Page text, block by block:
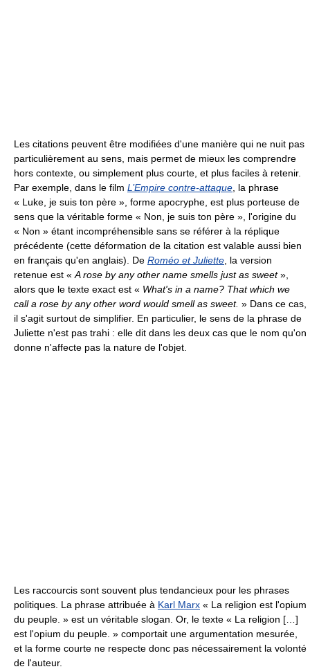
Les citations peuvent être modifiées d'une manière qui ne nuit pas
particulièrement au sens, mais permet de mieux les comprendre
hors contexte, ou simplement plus courte, et plus faciles à retenir.
Par exemple, dans le film L’Empire contre-attaque , la phrase
« Luke, je suis ton père », forme apocryphe, est plus porteuse de
sens que la véritable forme « Non, je suis ton père », l'origine du
« Non » étant incompréhensible sans se référer à la réplique
précédente (cette déformation de la citation est valable aussi bien
en français qu'en anglais). De Roméo et Juliette , la version
retenue est « A rose by any other name smells just as sweet»
alors que le texte exact est « What's in a name? That which we
call a rose by any other word would smell as sweet. » Dans ce cas,
il s'agit surtout de simplifier. En particulier, le sens de la phrase de
Juliette n'est pas trahi : elle dit dans les deux cas que le nom qu'on
donne n'affecte pas la nature de l'objet.
Les raccourcis sont souvent plus tendancieux pour les phrases
politiques. La phrase attribuée à Karl Marx « La religion est l'opium
du peuple. » est un véritable slogan. Or, le texte « La religion […]
est l'opium du peuple. » comportait une argumentation mesurée,
et la forme courte ne respecte donc pas nécessairement la volonté
de l'auteur.